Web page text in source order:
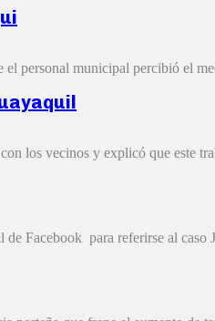
personal municipal percibió el
los vecinos y explicó que este
Facebook para referirse al caso